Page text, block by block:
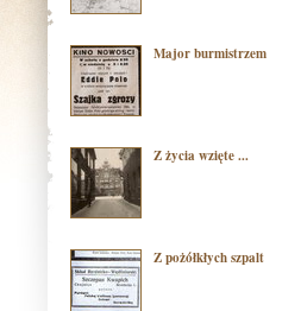
Major burmistrzem
Z życia wzięte ...
Z pożółkłych szpalt